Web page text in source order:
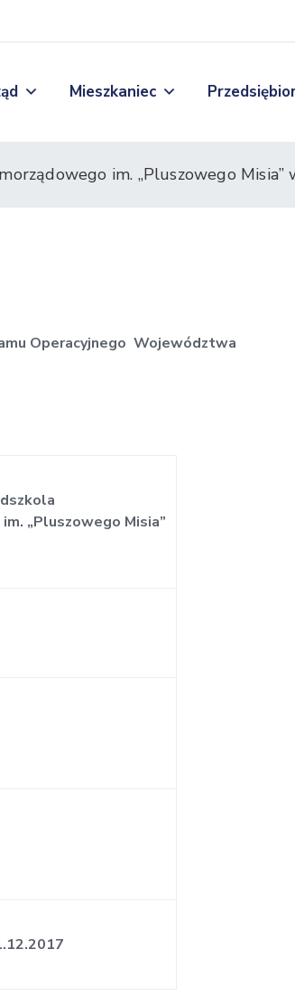
Mieszkaniec
im. „Pluszowego Misia”
Operacyjnego Województwa
„Pluszowego Misia”